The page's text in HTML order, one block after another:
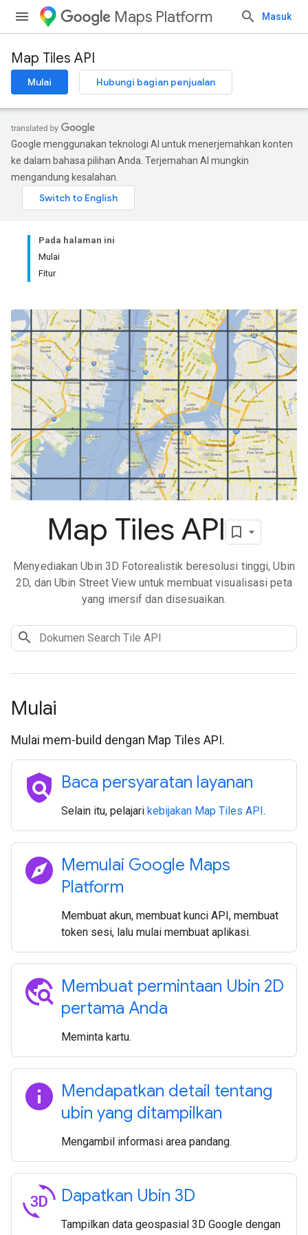
Maps Platform Masuk
Map Tiles API
Mulai Hubungi bagian penjualan
Google menggunakan teknologi AI untuk menerjemahkan konten
ke dalam bahasa pilihan Anda. Terjemahan AI mungkin
mengandung kesalahan.
Pada halaman ini
Mulai
Fitur
Map Tiles API
Menyediakan Ubin 3D Fotorealistik beresolusi tinggi, Ubin
2D, dan Ubin Street View untuk membuat visualisasi peta
yang imersif dan disesuaikan.
Mulai
Mulai mem-build dengan Map Tiles API.
policy Baca persyaratan layanan
Selain itu, pelajari kebijakan Map Tiles API .
explore Memulai Google Maps
Platform
Membuat akun, membuat kunci API, membuat
token sesi, lalu mulai membuat aplikasi.
travel_explore Membuat permintaan Ubin 2D
pertama Anda
Meminta kartu.
info Mendapatkan detail tentang
ubin yang ditampilkan
Mengambil informasi area pandang.
3d_rotation Dapatkan Ubin 3D
Tampilkan data geospasial 3D Google dengan